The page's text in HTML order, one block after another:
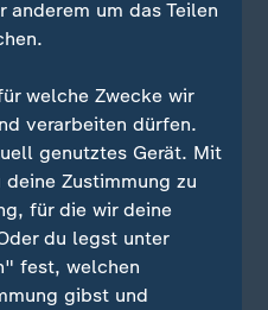
jedoch in
gilt nur für
den bereits regulär im
Darauf hatten die
bestanden - um zu
aus dem Sondertopf
anderem um das Teilen
welche Zwecke wir
verarbeiten dürfen.
genutztes Gerät. Mit
Zustimmung zu
für die wir deine
du legst unter
fest, welchen
gibst und